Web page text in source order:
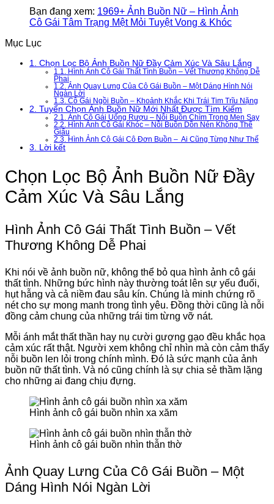
Bạn đang xem: 1969+ Ảnh Buồn Nữ – Hình Ảnh
Cô Gái Tâm Trạng Mệt Mỏi Tuyệt Vong & Khóc
Mục Lục
1. Chọn Lọc Bộ Ảnh Buồn Nữ Đầy Cảm Xúc Và Sâu Lắng
1.1.
Hình Ảnh Cô Gái Thất Tình Buồn – Vết Thương Không Dễ
Phai
1.2. Ảnh Quay Lưng Của Cô Gái Buồn – Một Dáng Hình Nói
Ngàn Lời
1.3. Cô Gái Ngồi Buồn – Khoảnh Khắc Khi Trái Tim Trĩu Nặng
2. Tuyển Chọn Ảnh Buồn Nữ Mới Nhất Được Tìm Kiếm
2.1.
Ảnh Cô Gái Uống Rượu – Nỗi Buồn Chìm Trong Men Say
2.2.
Hình Ảnh Cô Gái Khóc – Nỗi Buồn Dồn Nén Không Thể
Giấu
2.3.
Hình Ảnh Cô Gái Cô Đơn Buồn – Ai Cũng Từng Như Thế
3. Lời kết
Chọn Lọc Bộ Ảnh Buồn Nữ Đầy
Cảm Xúc Và Sâu Lắng
Hình Ảnh Cô Gái Thất Tình Buồn – Vết
Thương Không Dễ Phai
Khi nói về ảnh buồn nữ, không thể bỏ qua hình ảnh cô gái
thất tình. Những bức hình này thường toát lên sự yếu đuối,
hụt hẫng và cả niềm đau sâu kín. Chúng là minh chứng rõ
nét cho sự mong manh trong tình yêu. Đồng thời cũng là nỗi
đồng cảm chung của những trái tim từng vỡ nát.
Mỗi ánh mắt thất thần hay nụ cười gượng gạo đều khắc họa
cảm xúc rất thật. Người xem không chỉ nhìn mà còn cảm thấy
nỗi buồn len lỏi trong chính mình. Đó là sức mạnh của ảnh
buồn nữ thất tình. Và nó cũng chính là sự chia sẻ thầm lặng
cho những ai đang chịu đựng.
Hình ảnh cô gái buồn nhìn xa xăm
Hình ảnh cô gái buồn nhìn thẫn thờ
Ảnh Quay Lưng Của Cô Gái Buồn – Một
Dáng Hình Nói Ngàn Lời